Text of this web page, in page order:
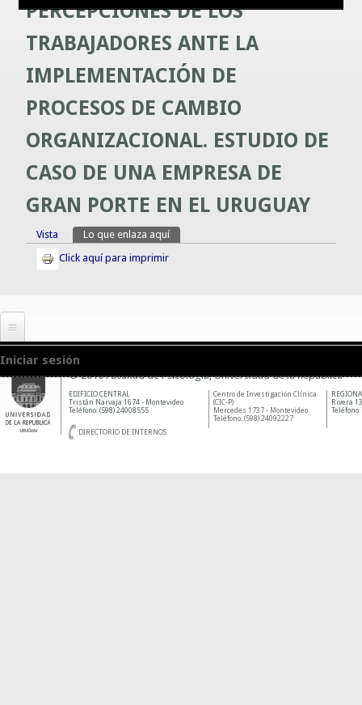
Guías prácticas o proyectos
Guías UCO
PERCEPCIONES DE LOS
TRABAJADORES ANTE LA
IMPLEMENTACIÓN DE
PROCESOS DE CAMBIO
ORGANIZACIONAL. ESTUDIO DE
CASO DE UNA EMPRESA DE
GRAN PORTE EN EL URUGUAY
Solapas principales
Vista Lo que enlaza aquí(solapa activa)
Click aquí para imprimir
Iniciar sesión
© 2010 Facultad de Psicología, Universidad de la República
Rivera
Teléfono:
Centro de Investigación Clínica
(CIC-P)
Mercedes 1737 - Montevideo
Teléfono: (598) 24092227
EDIFICIO CENTRAL
Tristán Narvaja 1674 - Montevideo
Teléfono: (598) 24008555
DIRECTORIO DE INTERNOS